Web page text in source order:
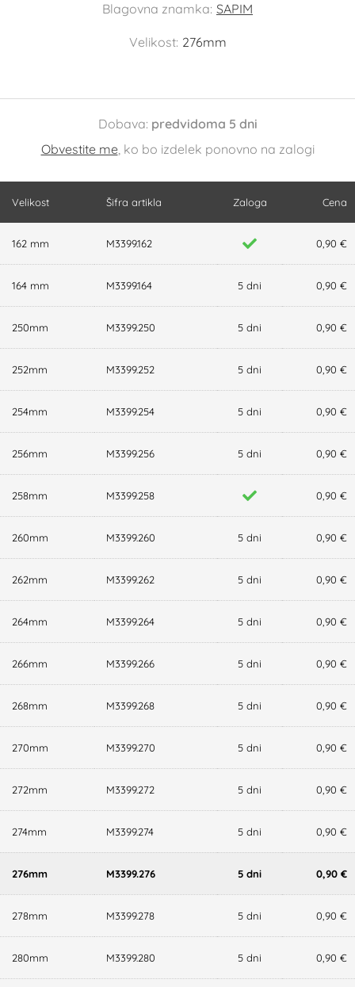
Blagovna znamka: SAPIM
Velikost: 276mm
Dobava: predvidoma 5 dni
Obvestite me, ko bo izdelek ponovno na zalogi
Velikost Šifra artikla Zaloga Cena
162 mm M3399.162 0,90 €
164 mm M3399.164 5 dni 0,90 €
250mm M3399.250 5 dni 0,90 €
252mm M3399.252 5 dni 0,90 €
254mm M3399.254 5 dni 0,90 €
256mm M3399.256 5 dni 0,90 €
258mm M3399.258 0,90 €
260mm M3399.260 5 dni 0,90 €
262mm M3399.262 5 dni 0,90 €
264mm M3399.264 5 dni 0,90 €
266mm M3399.266 5 dni 0,90 €
268mm M3399.268 5 dni 0,90 €
270mm M3399.270 5 dni 0,90 €
272mm M3399.272 5 dni 0,90 €
274mm M3399.274 5 dni 0,90 €
276mm M3399.276 5 dni 0,90 €
278mm M3399.278 5 dni 0,90 €
280mm M3399.280 5 dni 0,90 €